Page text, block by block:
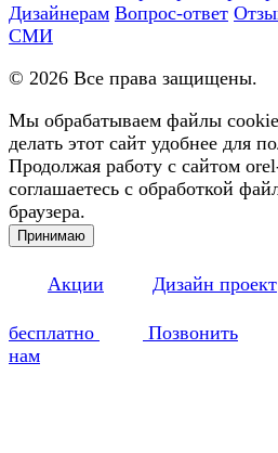
Дизайнерам Вопрос-ответ
СМИ
© 2026 Все права защищены.
Мы обрабатываем файлы
делать этот сайт удобнее для
Продолжая работу с сайтом
соглашаетесь с обработкой
браузера.
Принимаю
Акции Дизайн проект
бесплатно
Позвонить
нам